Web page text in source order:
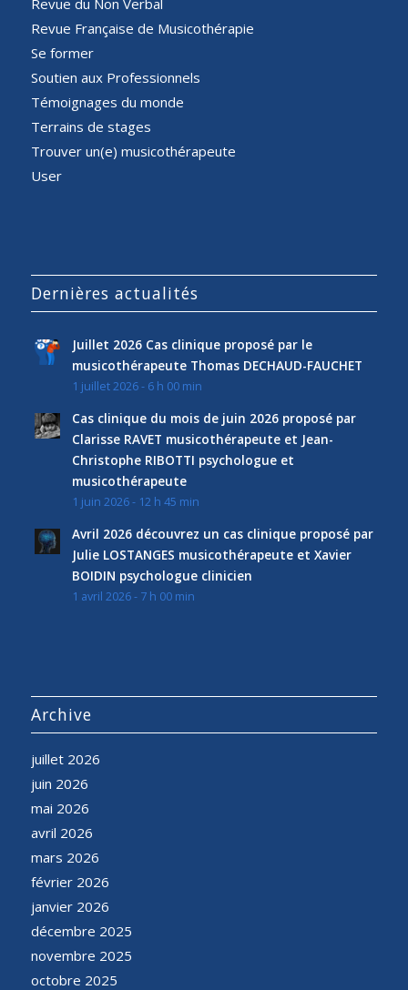
Revue Française de Musicothérapie
Se former
Soutien aux Professionnels
Témoignages du monde
Terrains de stages
Trouver un(e) musicothérapeute
User
Dernières actualités
Juillet 2026 Cas clinique proposé par le
musicothérapeute Thomas DECHAUD-FAUCHET
1 juillet 2026 - 6 h 00 min
Cas clinique du mois de juin 2026 proposé par
Clarisse RAVET musicothérapeute et Jean-
Christophe RIBOTTI psychologue et
musicothérapeute
1 juin 2026 - 12 h 45 min
Avril 2026 découvrez un cas clinique proposé par
Julie LOSTANGES musicothérapeute et Xavier
BOIDIN psychologue clinicien
1 avril 2026 - 7 h 00 min
Archive
juillet 2026
juin 2026
mai 2026
avril 2026
mars 2026
février 2026
janvier 2026
décembre 2025
novembre 2025
octobre 2025